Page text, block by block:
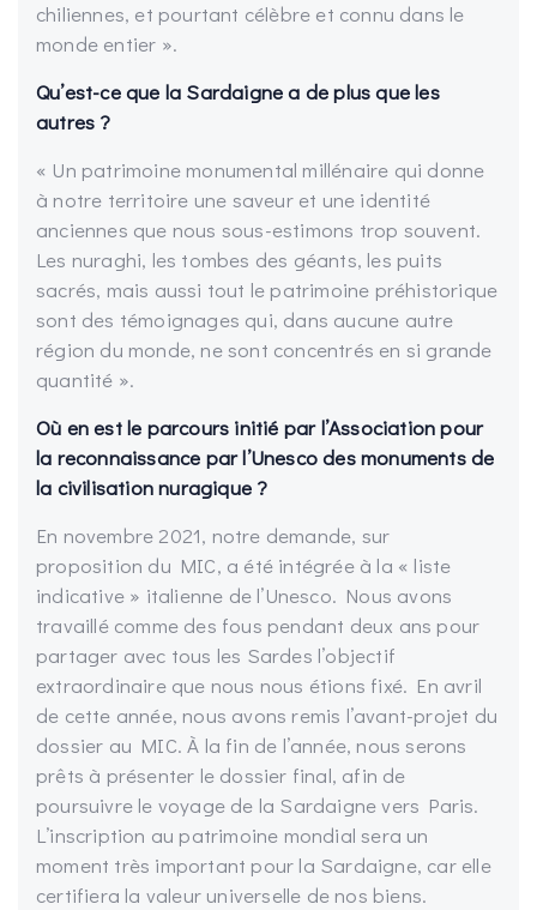
chiliennes, et pourtant célèbre et connu dans le
monde entier ».
Qu’est-ce que la Sardaigne a de plus que les
autres ?
« Un patrimoine monumental millénaire qui donne
à notre territoire une saveur et une identité
anciennes que nous sous-estimons trop souvent.
Les nuraghi, les tombes des géants, les puits
sacrés, mais aussi tout le patrimoine préhistorique
sont des témoignages qui, dans aucune autre
région du monde, ne sont concentrés en si grande
quantité ».
Où en est le parcours initié par l’Association pour
la reconnaissance par l’Unesco des monuments de
la civilisation nuragique ?
En novembre 2021, notre demande, sur
proposition du MIC, a été intégrée à la « liste
indicative » italienne de l’Unesco. Nous avons
travaillé comme des fous pendant deux ans pour
partager avec tous les Sardes l’objectif
extraordinaire que nous nous étions fixé. En avril
de cette année, nous avons remis l’avant-projet du
dossier au MIC. À la fin de l’année, nous serons
prêts à présenter le dossier final, afin de
poursuivre le voyage de la Sardaigne vers Paris.
L’inscription au patrimoine mondial sera un
moment très important pour la Sardaigne, car elle
certifiera la valeur universelle de nos biens.